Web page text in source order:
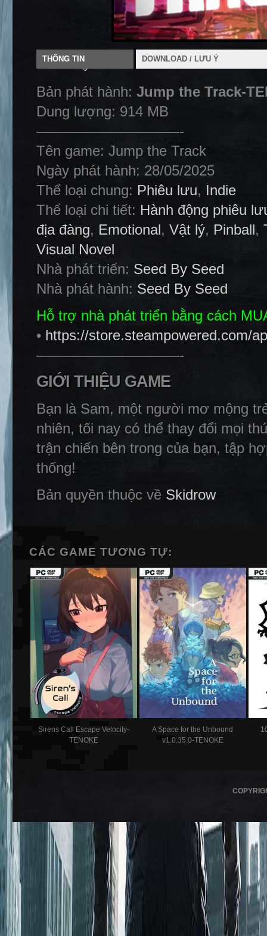
THÔNG TIN DOWNLOAD / LƯU Ý
Bản phát hành: Jump the Track-
Dung lượng: 914 MB
——————————-
Tên game: Jump the Track
Ngày phát hành: 28/05/2025
Thể loại chung: Phiêu lưu, Indie
Thể loại chi tiết: Hành động phiêu
địa đàng, Emotional, Vật lý, Pinball,
Visual Novel
Nhà phát triển: Seed By Seed
Nhà phát hành: Seed By Seed
Hỗ trợ nhà phát triển bằng cách
• https://store.steampowered.com/
——————————-
GIỚI THIỆU GAME
Bạn là Sam, một người mơ mộng
nhiên, tối nay có thể thay đổi mọi
trận chiến bên trong của bạn, tập
thống!
Bản quyền thuộc về Skidrow
CÁC GAME TƯƠNG TỰ:
Sirens Call Escape Velocity-
TENOKE
A Space for the Unbound
v1.0.35.0-TENOKE